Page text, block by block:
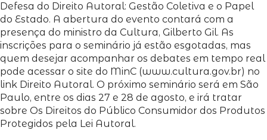
Defesa do Direito Autoral: Gestão Coletiva e o Papel
do Estado. A abertura do evento contará com a
presença do ministro da Cultura, Gilberto Gil. As
inscrições para o seminário já estão esgotadas, mas
quem desejar acompanhar os debates em tempo real
pode acessar o site do MinC (www.cultura.gov.br) no
link Direito Autoral. O próximo seminário será em São
Paulo, entre os dias 27 e 28 de agosto, e irá tratar
sobre Os Direitos do Público Consumidor dos Produtos
Protegidos pela Lei Autoral.